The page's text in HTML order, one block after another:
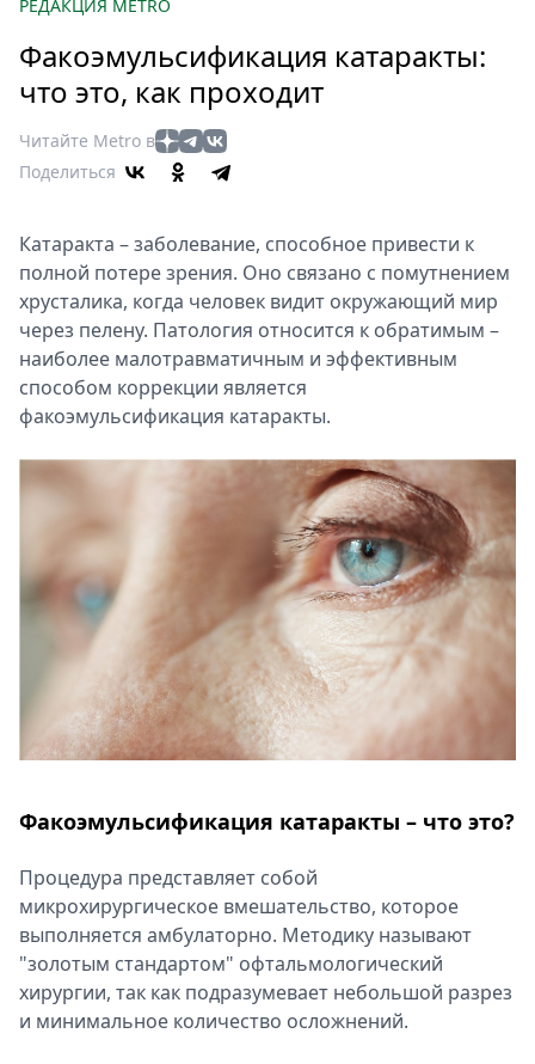
Мир
Здоровье
Еда
Туризм
Театр
Кино
Афиша
Книги
Выставки
Пресс-
релизы
О
Звезды
Выборы
Скачай
Metro
РЕДАКЦИЯ METRO
Факоэмульсификация катаракты:
что это, как проходит
Читайте Metro в
Поделиться
Катаракта – заболевание, способное привести к
полной потере зрения. Оно связано с помутнением
хрусталика, когда человек видит окружающий мир
через пелену. Патология относится к обратимым –
наиболее малотравматичным и эффективным
способом коррекции является
факоэмульсификация катаракты.
Факоэмульсификация катаракты – что это?
Процедура представляет собой
микрохирургическое вмешательство, которое
выполняется амбулаторно. Методику называют
"золотым стандартом" офтальмологический
хирургии, так как подразумевает небольшой разрез
и минимальное количество осложнений.